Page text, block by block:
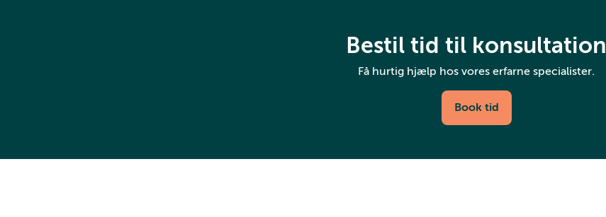
Bestil tid til konsultation
Få hurtig hjælp hos vores erfarne specialister.
Book tid